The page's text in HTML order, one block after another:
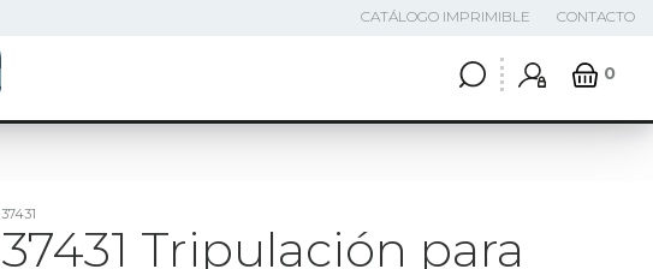
0
CATÁLOGO IMPRIMIBLE CONTACTO
37431
37431 Tripulación para